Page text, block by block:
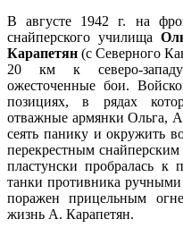
В августе 1942 г. на
снайперского училища
Карапетян (с Северного
20 км к северо-западу
ожесточенные бои.
позициях, в рядах
отважные армянки Ольга,
сеять панику и окружить
перекрестным
пластунски пробралась к
танки противника
поражен прицельным
жизнь А. Карапетян.